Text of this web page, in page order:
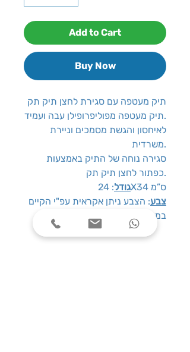
Add to Cart
Buy Now
תיק מעטפה עם סגירת לחצן תיק תק
תיק מעטפה מפוליפרופילן עבה ועמיד.
לאיחסון והגשת מסמכים וניירת
משרדית.
סגירה נוחה של התיק באמצעות
כפתור לחצן תיק תק.
גודל
: 24X34 ס”מ
צבע: הצבע ניתן אקראית עפ"י הקיים
במלאי